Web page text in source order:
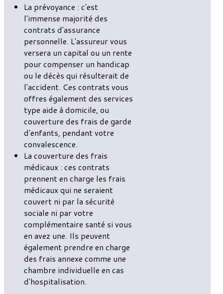
La prévoyance : c'est
l'immense majorité des
contrats d'assurance
personnelle. L'assureur vous
versera un capital ou un rente
pour compenser un handicap
ou le décès qui résulterait de
l'accident. Ces contrats vous
offres également des services
type aide à domicile, ou
couverture des frais de garde
d'enfants, pendant votre
convalescence.
La couverture des frais
médicaux : ces contrats
prennent en charge les frais
médicaux qui ne seraient
couvert ni par la sécurité
sociale ni par votre
complémentaire santé si vous
en avez une. Ils peuvent
également prendre en charge
des frais annexe comme une
chambre individuelle en cas
d'hospitalisation.